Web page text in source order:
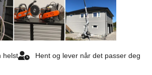
helst Hent og lever når det passer deg